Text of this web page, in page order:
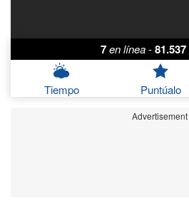
7en línea-81.537
Tiempo Puntúalo
Advertisement